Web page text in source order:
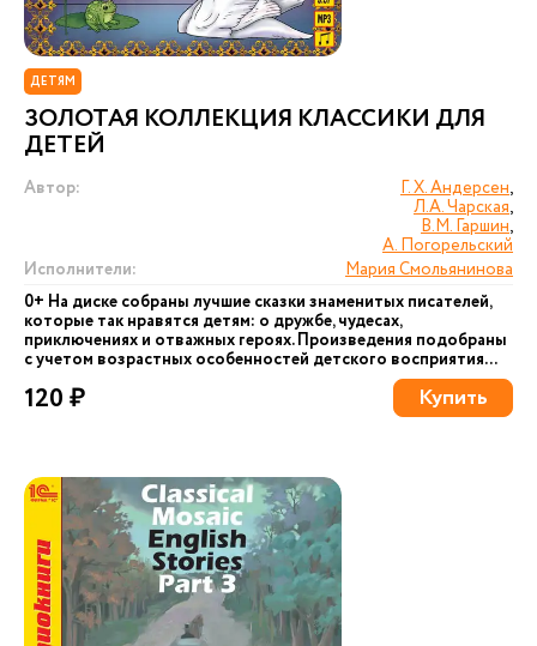
ДЕТЯМ
ЗОЛОТАЯ КОЛЛЕКЦИЯ КЛАССИКИ ДЛЯ
ДЕТЕЙ
Автор: Г. Х. Андерсен,
Л.А. Чарская,
В.М. Гаршин,
А. Погорельский
Исполнители:
Мария Смольянинова
0+ На диске собраны лучшие сказки знаменитых писателей,
которые так нравятся детям: о дружбе, чудесах,
приключениях и отважных героях. Произведения подобраны
с учетом возрастных особенностей детского восприятия...
120 ₽ Купить